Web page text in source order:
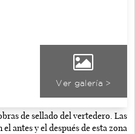
Ver galería >
de sellado del vertedero. Las
antes y el después de esta zona